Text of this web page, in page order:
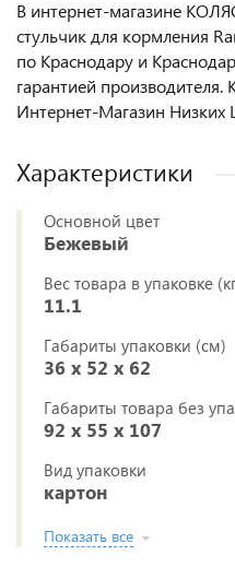
В интернет-магазине
стульчик для кормления
по Краснодару и
гарантией
Интернет-Магазин Низких
Характеристики
Основной цвет
Бежевый
Вес товара в упаковке
11.1
Габариты упаковки (см)
36 x 52 x 62
Габариты товара без
92 x 55 x 107
Вид упаковки
картон
Показать все